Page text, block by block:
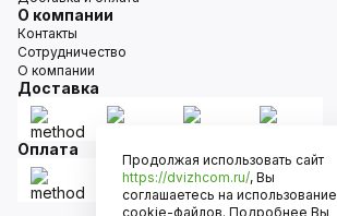
О компании
Контакты
Сотрудничество
О компании
Доставка
Оплата
Продолжая использовать сайт
https://dvizhcom.ru/, Вы
соглашаетесь на использование
cookie-файлов. Подробнее Вы